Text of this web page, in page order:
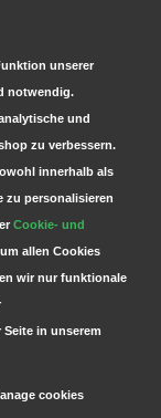
unserer
notwendig.
und
zu verbessern.
innerhalb als
zu personalisieren
Cookie- und
allen Cookies
wir nur funktionale
in unserem
cookies